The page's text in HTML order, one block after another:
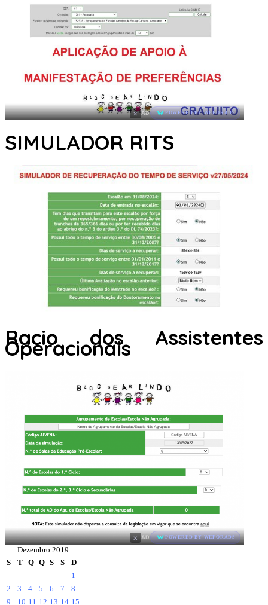
× AD POWERED BY WEFORADS
SIMULADOR RITS
Racio dos Assistentes
Operacionais
× AD POWERED BY WEFORADS
Dezembro 2019
S
T Q Q S S
D
1
2
3 4 5 6 7
8
9
10 11 12 13 14 15